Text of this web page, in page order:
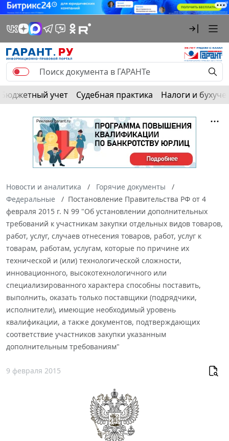
Бюджетный учет Судебная практика Налоги и
Новости и аналитика
Горячие документы
Федеральные
Постановление Правительства РФ от 4
февраля 2015 г. N 99 "Об установлении дополнительных
требований к участникам закупки отдельных видов товаров,
работ, услуг, случаев отнесения товаров, работ, услуг к
товарам, работам, услугам, которые по причине их
технической и (или) технологической сложности,
инновационного, высокотехнологичного или
специализированного характера способны поставить,
выполнить, оказать только поставщики (подрядчики,
исполнители), имеющие необходимый уровень
квалификации, а также документов, подтверждающих
соответствие участников закупки указанным
дополнительным требованиям"
9 февраля 2015